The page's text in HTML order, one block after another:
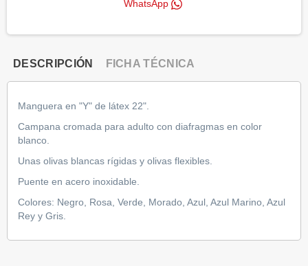
WhatsApp
DESCRIPCIÓN FICHA TÉCNICA
Manguera en "Y" de látex 22".
Campana cromada para adulto con diafragmas en color
blanco.
Unas olivas blancas rígidas y olivas flexibles.
Puente en acero inoxidable.
Colores: Negro, Rosa, Verde, Morado, Azul, Azul Marino, Azul
Rey y Gris.